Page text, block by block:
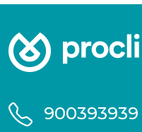
900393939